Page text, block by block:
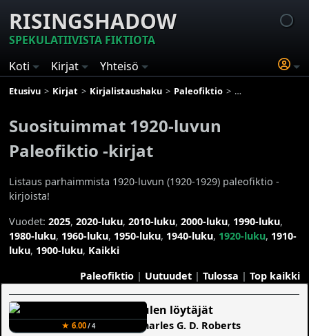
RISINGSHADOW
SPEKULATIIVISTA FIKTIOTA
Koti
Kirjat Yhteisö
Etusivu Kirjat Kirjalistaushaku Paleofiktio Suosituimmat
Suosituimmat 1920-luvun
Paleofiktio -kirjat
Listaus parhaimmista 1920-luvun (1920-1929) paleofiktio -
kirjoista!
Vuodet:2025,2020-luku,2010-luku,2000-luku, 1990-luku,
1980-luku, 1960-luku, 1950-luku, 1940-luku, 1920-luku, 1910-
luku, 1900-luku, Kaikki
Paleofiktio| Uutuudet| Tulossa | Top kaikki
★ 6.00/ 4
Tulen löytäjät
Charles G. D. Roberts